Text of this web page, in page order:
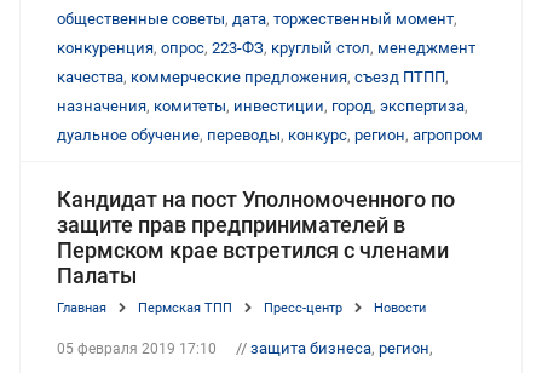
общественные советы, дата, торжественный момент,
конкуренция, опрос, 223-ФЗ, круглый стол, менеджмент
качества, коммерческие предложения, съезд ПТПП,
назначения, комитеты, инвестиции, город, экспертиза,
дуальное обучение, переводы, конкурс, регион, агропром
Кандидат на пост Уполномоченного по
защите прав предпринимателей в
Пермском крае встретился с членами
Палаты
Главная Пермская ТПП Пресс-центр Новости
05 февраля 2019 17:10 // защита бизнеса, регион,